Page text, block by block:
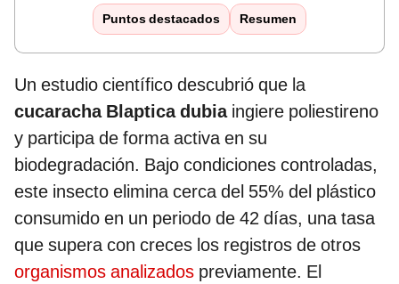
Puntos destacados Resumen
Un estudio científico descubrió que la
cucaracha Blaptica dubiaingiere poliestireno
y participa de forma activa en su
biodegradación. Bajo condiciones controladas,
este insecto elimina cerca del 55% del plástico
consumido en un periodo de 42 días, una tasa
que supera con creces los registros de otros
organismos analizados previamente. El